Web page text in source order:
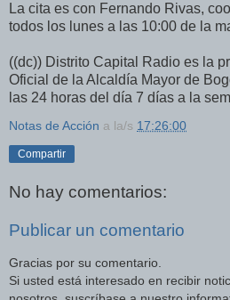
La cita es con Fernando Rivas,
todos los lunes a las 10:00 de la
((dc)) Distrito Capital Radio es la
Oficial de la Alcaldía Mayor de
las 24 horas del día 7 días a la
Notas de Acción a la/s 17:26:00
Compartir
No hay comentarios:
Publicar un comentario
Gracias por su comentario.
Si usted está interesado en recibir